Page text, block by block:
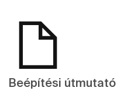
Beépítési útmutató